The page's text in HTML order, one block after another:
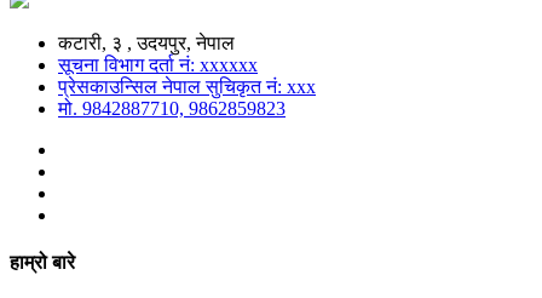
कटारी, ३ , उदयपुर, नेपाल
सूचना विभाग दर्ता नं: xxxxxx
प्रेसकाउन्सिल नेपाल सुचिकृत नं: xxx
मो. 9842887710, 9862859823
हाम्रो बारे